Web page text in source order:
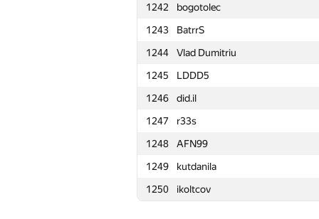
1242
bogotolec
1243
BatrrS
1244
Vlad Dumitriu
1245
LDDD5
1246
did.il
1247
r33s
1248
AFN99
1249
kutdanila
1250
ikoltcov
1219
versesrev
1220
aiyidogan
1221
BeatYiquan
1222
azatismagilov00
1223
arknave
1224
i.4llower
1225
Spasitel90
1226
oleg.fomenko2002
1227
malegorani